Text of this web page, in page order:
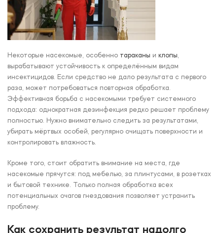
Некоторые насекомые, особенно тараканы и клопы,
вырабатывают устойчивость к определённым видам
инсектицидов. Если средство не дало результата с первого
раза, может потребоваться повторная обработка.
Эффективная борьба с насекомыми требует системного
подхода: однократная дезинфекция редко решает проблему
полностью. Нужно внимательно следить за результатами,
убирать мёртвых особей, регулярно очищать поверхности и
контролировать влажность.
Кроме того, стоит обратить внимание на места, где
насекомые прячутся: под мебелью, за плинтусами, в розетках
и бытовой технике. Только полная обработка всех
потенциальных очагов гнездования позволяет устранить
проблему.
Как сохранить результат надолго